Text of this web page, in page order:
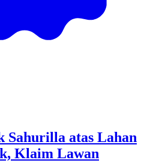
Sahurilla atas Lahan
Klaim Lawan